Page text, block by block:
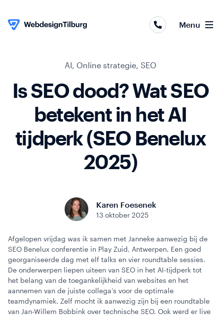
Menu
Online
marketing
Portfolio
Webinars
AI, Online strategie, SEO
Is SEO dood? Wat SEO
betekent in het AI
tijdperk (SEO Benelux
2025)
Karen Foesenek
13 oktober 2025
Afgelopen vrijdag was ik samen met Janneke aanwezig bij de
SEO Benelux conferentie in Play Zuid, Antwerpen. Een goed
georganiseerde dag met elf talks en vier roundtable sessies.
De onderwerpen liepen uiteen van SEO in het AI-tijdperk tot
het belang van de toegankelijkheid van websites en het
aannemen van de juiste collega’s voor de optimale
teamdynamiek. Zelf mocht ik aanwezig zijn bij een roundtable
van Jan-Willem Bobbink over technische SEO. Ook werd er live